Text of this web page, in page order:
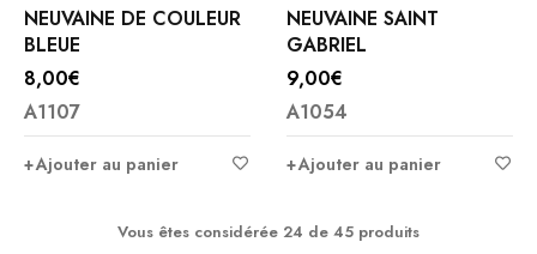
NEUVAINE DE COULEUR
BLEUE
8,00€
A1107
Ajouter au panier
NEUVAINE SAINT
GABRIEL
9,00€
A1054
Ajouter au panier
Vous êtes considérée 24 de 45 produits